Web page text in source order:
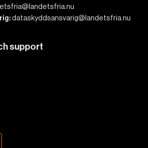
dataskyddsansvarig@landetsfria.nu
support